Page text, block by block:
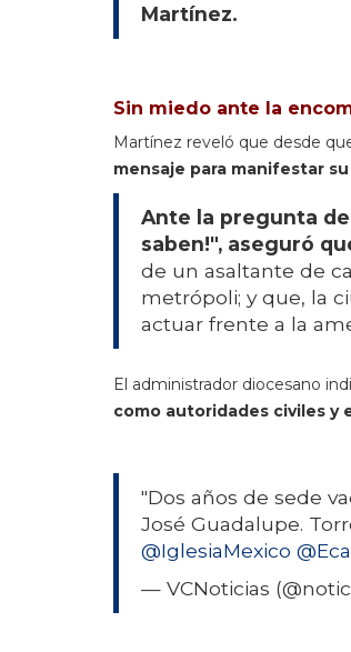
Martínez.
Sin miedo ante la
Martínez reveló que desde
mensaje para manifestar
Ante la pregunta
saben!", aseguró
de un asaltante de
metrópoli; y que, la
actuar frente a la
El administrador diocesano
como autoridades civiles y
"Dos años de sede
José Guadalupe.
@IglesiaMexico
— VCNoticias